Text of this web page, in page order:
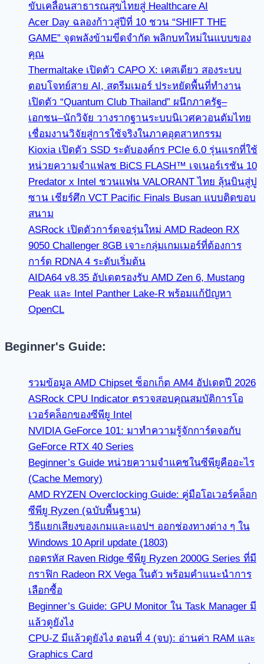
ขับเคลื่อนสาธารณสุขไทยสู่ Healthcare AI
Acer Day ฉลองก้าวสู่ปีที่ 10 ชวน “SHIFT THE
GAME” จุดพลังข้ามขีดจำกัด พลิกบทใหม่ในแบบของ
คุณ
Thermaltake เปิดตัว CAPO X: เคสเดียว สองระบบ
ตอบโจทย์สาย AI, สตรีมเมอร์ ประหยัดพื้นที่ทำงาน
เปิดตัว “Quantum Club Thailand” ผนึกภาครัฐ–
เอกชน–นักวิจัย วางรากฐานระบบนิเวศควอนตัมไทย
เชื่อมงานวิจัยสู่การใช้จริงในภาคอุตสาหกรรม
Kioxia เปิดตัว SSD ระดับองค์กร PCIe 6.0 รุ่นแรกที่ใช้
หน่วยความจำแฟลช BiCS FLASH™ เจเนอร์เรชัน 10
Predator x Intel ชวนแฟน VALORANT ไทย ลุ้นบินสู่ปู
ซาน เชียร์ศึก VCT Pacific Finals Busan แบบติดขอบ
สนาม
ASRock เปิดตัวการ์ดจอรุ่นใหม่ AMD Radeon RX
9050 Challenger 8GB เจาะกลุ่มเกมเมอร์ที่ต้องการ
การ์ด RDNA 4 ระดับเริ่มต้น
AIDA64 v8.35 อัปเดตรองรับ AMD Zen 6, Mustang
Peak และ Intel Panther Lake-R พร้อมแก้ปัญหา
OpenCL
Beginner's Guide:
รวมข้อมูล AMD Chipset ซ็อกเก็ต AM4 อัปเดตปี 2026
ASRock CPU Indicator ตรวจสอบคุณสมบัติการโอ
เวอร์คล็อกของซีพียู Intel
NVIDIA GeForce 101: มาทำความรู้จักการ์ดจอกับ
GeForce RTX 40 Series
Beginner’s Guide หน่วยความจำแคชในซีพียูคืออะไร
(Cache Memory)
AMD RYZEN Overclocking Guide: คู่มือโอเวอร์คล็อก
ซีพียู Ryzen (ฉบับพื้นฐาน)
วิธีแยกเสียงของเกมและแอปฯ ออกช่องทางต่าง ๆ ใน
Windows 10 April update (1803)
ถอดรหัส Raven Ridge ซีพียู Ryzen 2000G Series ที่มี
กราฟิก Radeon RX Vega ในตัว พร้อมคำแนะนำการ
เลือกซื้อ
Beginner’s Guide: GPU Monitor ใน Task Manager มี
แล้วดูยังไง
CPU-Z มีแล้วดูยังไง ตอนที่ 4 (จบ): อ่านค่า RAM และ
Graphics Card